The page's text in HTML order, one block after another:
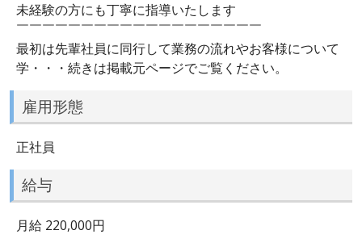
未経験の方にも丁寧に指導いたします
￣￣￣￣￣￣￣￣￣￣￣￣￣￣￣￣￣￣￣
最初は先輩社員に同行して業務の流れやお客様について
学・・・続きは掲載元ページでご覧ください。
雇用形態
正社員
給与
月給 220,000円